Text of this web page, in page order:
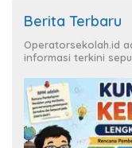
Berita Terbaru
Operatorsekolah.id
informasi terkini